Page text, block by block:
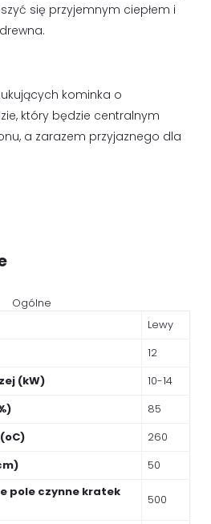
się przyjemnym ciepłem i
kominka o
który będzie centralnym
a zarazem przyjaznego dla
Ogólne
Lewy
12
(kW)
10-14
85
260
50
pole czynne kratek
500